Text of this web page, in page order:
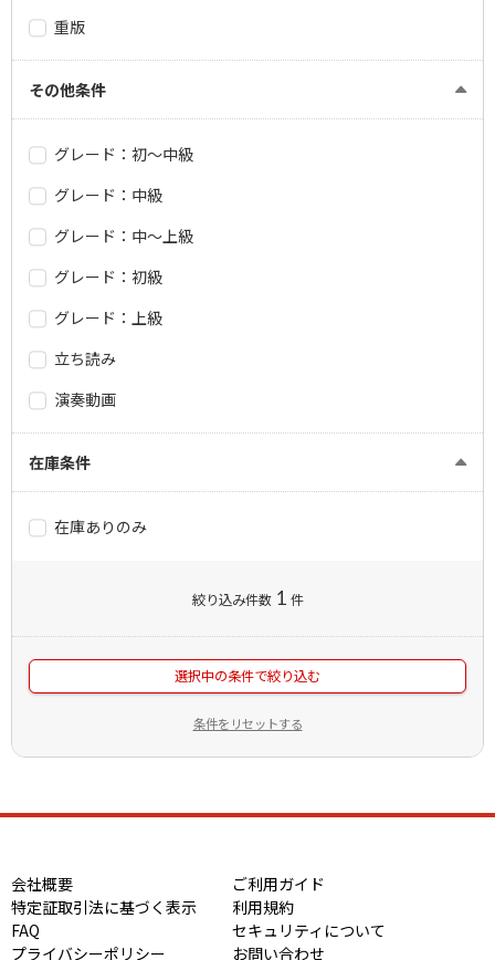
重版
その他条件
グレード：初～中級
グレード：中級
グレード：中～上級
グレード：初級
グレード：上級
立ち読み
演奏動画
在庫条件
在庫ありのみ
絞り込み件数 1 件
選択中の条件で絞り込む
条件をリセットする
会社概要
ご利用ガイド
特定証取引法に基づく表示
利用規約
FAQ
セキュリティについて
プライバシーポリシー
お問い合わせ